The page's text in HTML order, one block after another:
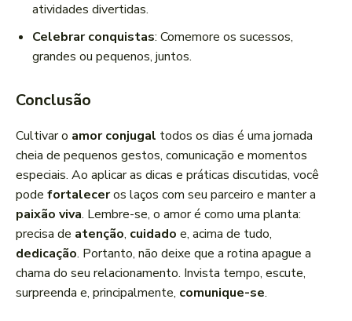
atividades divertidas.
Celebrar conquistas: Comemore os sucessos,
grandes ou pequenos, juntos.
Conclusão
Cultivar o amor conjugal todos os dias é uma jornada
cheia de pequenos gestos, comunicação e momentos
especiais. Ao aplicar as dicas e práticas discutidas, você
pode fortaleceros laços com seu parceiro e manter a
paixão viva. Lembre-se, o amor é como uma planta:
precisa de atenção, cuidado e, acima de tudo,
dedicação. Portanto, não deixe que a rotina apague a
chama do seu relacionamento. Invista tempo, escute,
surpreenda e, principalmente, comunique-se.